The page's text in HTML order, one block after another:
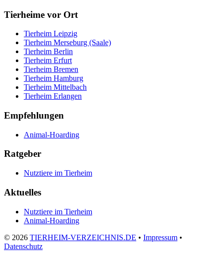
Tierheime vor Ort
Tierheim Leipzig
Tierheim Merseburg (Saale)
Tierheim Berlin
Tierheim Erfurt
Tierheim Bremen
Tierheim Hamburg
Tierheim Mittelbach
Tierheim Erlangen
Empfehlungen
Animal-Hoarding
Ratgeber
Nutztiere im Tierheim
Aktuelles
Nutztiere im Tierheim
Animal-Hoarding
© 2026 TIERHEIM-VERZEICHNIS.DE • Impressum •
Datenschutz